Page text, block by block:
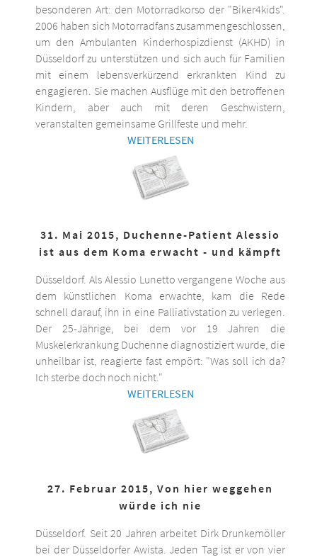
besonderen Art: den Motorradkorso der "Biker4kids".
2006 haben sich Motorradfans zusammengeschlossen,
um den Ambulanten Kinderhospizdienst (AKHD) in
Düsseldorf zu unterstützen und sich auch für Familien
mit einem lebensverkürzend erkrankten Kind zu
engagieren. Sie machen Ausflüge mit den betroffenen
Kindern, aber auch mit deren Geschwistern,
veranstalten gemeinsame Grillfeste und mehr.
WEITERLESEN
31. Mai 2015, Duchenne-Patient Alessio
ist aus dem Koma erwacht - und kämpft
Düsseldorf. Als Alessio Lunetto vergangene Woche aus
dem künstlichen Koma erwachte, kam die Rede
schnell darauf, ihn in eine Palliativstation zu verlegen.
Der 25-Jährige, bei dem vor 19 Jahren die
Muskelerkrankung Duchenne diagnostiziert wurde, die
unheilbar ist, reagierte fast empört: "Was soll ich da?
Ich sterbe doch noch nicht."
WEITERLESEN
27. Februar 2015, Von hier weggehen
würde ich nie
Düsseldorf. Seit 20 Jahren arbeitet Dirk Drunkemöller
bei der Düsseldorfer Awista. Jeden Tag ist er von vier